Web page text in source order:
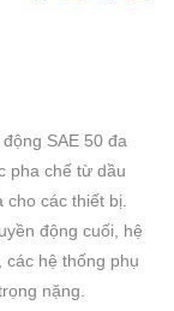
SAE 50 đa
pha chế từ dầu
cho các thiết bị.
động cuối, hệ
các hệ thống phụ
nặng.